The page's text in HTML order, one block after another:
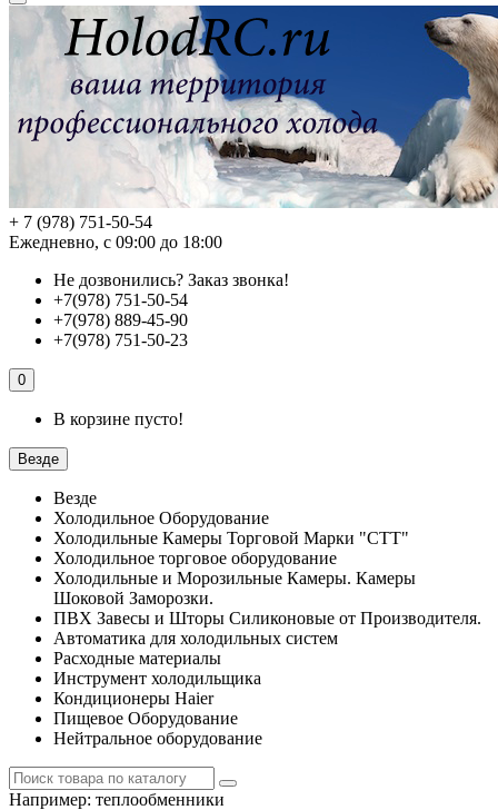
+ 7 (978) 751-50-54
Ежедневно, с 09:00 до 18:00
Не дозвонились? Заказ звонка!
+7(978) 751-50-54
+7(978) 889-45-90
+7(978) 751-50-23
0
В корзине пусто!
Везде
Везде
Холодильное Оборудование
Холодильные Камеры Торговой Марки "СТТ"
Холодильное торговое оборудование
Холодильные и Морозильные Камеры. Камеры
Шоковой Заморозки.
ПВХ Завесы и Шторы Силиконовые от Производителя.
Автоматика для холодильных систем
Расходные материалы
Инструмент холодильщика
Кондиционеры Haier
Пищевое Оборудование
Нейтральное оборудование
Например: теплообменники